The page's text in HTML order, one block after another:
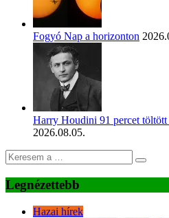
Fogyó Nap a horizonton
Harry Houdini 91 percet
2026.08.05.
Legnézettebb
Hazai hírek